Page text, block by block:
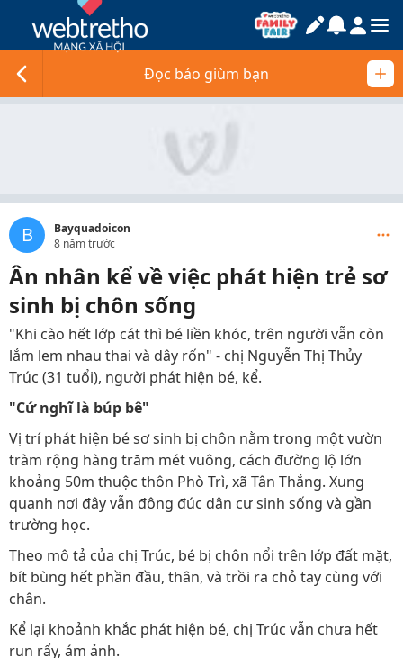
Đọc báo giùm bạn
B
Bayquadoicon
8 năm trước
Ân nhân kể về việc phát hiện trẻ sơ
sinh bị chôn sống
"Khi cào hết lớp cát thì bé liền khóc, trên người vẫn còn
lắm lem nhau thai và dây rốn" - chị Nguyễn Thị Thủy
Trúc (31 tuổi), người phát hiện bé, kể.
"Cứ nghĩ là búp bê"
Vị trí phát hiện bé sơ sinh bị chôn nằm trong một vườn
tràm rộng hàng trăm mét vuông, cách đường lộ lớn
khoảng 50m thuộc thôn Phò Trì, xã Tân Thắng. Xung
quanh nơi đây vẫn đông đúc dân cư sinh sống và gần
trường học.
Theo mô tả của chị Trúc, bé bị chôn nổi trên lớp đất mặt,
bít bùng hết phần đầu, thân, và trồi ra chỏ tay cùng với
chân.
Kể lại khoảnh khắc phát hiện bé, chị Trúc vẫn chưa hết
run rẩy, ám ảnh.